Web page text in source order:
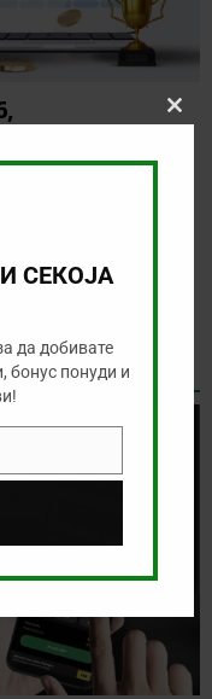
а ние ќе го
[…]
Close
СЕКОЈА
да добивате
бонус понуди и